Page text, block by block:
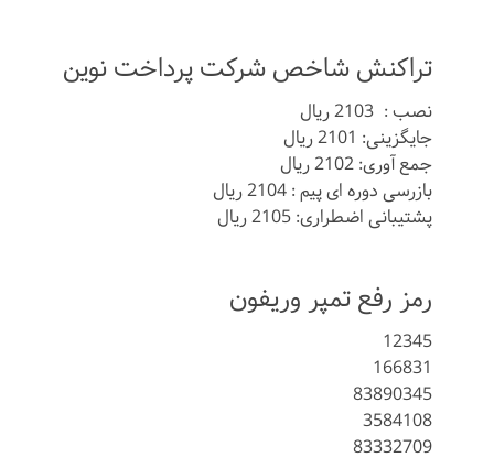
تراکنش شاخص شرکت پرداخت نوین
نصب : 2103 ریال
جایگزینی: 2101 ریال
جمع آوری: 2102 ریال
بازرسی دوره ای پیم : 2104 ریال
پشتیبانی اضطراری: 2105 ریال
رمز رفع تمپر وریفون
12345
166831
83890345
3584108
83332709